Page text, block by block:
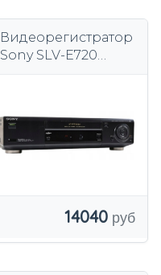
Видеорегистратор
Sony SLV-E720
14040